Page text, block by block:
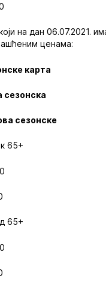
на дан 06.07.2021.
ценама:
карта
сезонска
сезонске
65+
65+